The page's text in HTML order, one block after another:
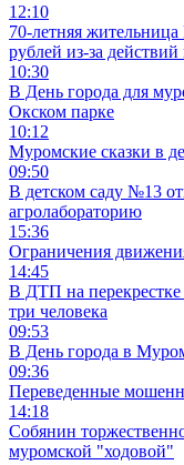
12:10
70-летняя
рублей из-за
10:30
В День города для
Окском парке
10:12
Муромские сказки в
09:50
В детском саду №13
агролабораторию
15:36
Ограничения
14:45
В ДТП на перекрестке
три человека
09:53
В День города в
09:36
Переведенные
14:18
Собянин
муромской "ходовой"